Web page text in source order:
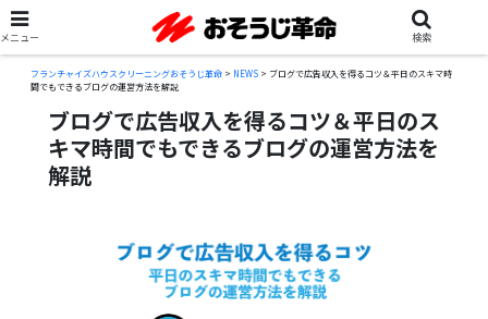
フランチャイズハウスクリーニングおそうじ革命 > NEWS > ブログで広告収入を得るコツ＆平日のスキマ時
間でもできるブログの運営方法を解説
ブログで広告収入を得るコツ＆平日のス
キマ時間でもできるブログの運営方法を
解説
メニュー 検索